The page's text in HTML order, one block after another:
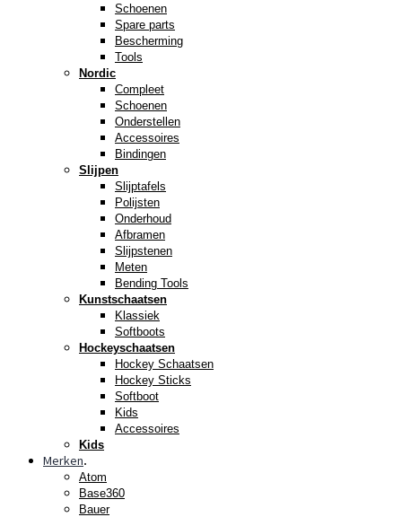
Schoenen
Spare parts
Bescherming
Tools
Nordic
Compleet
Schoenen
Onderstellen
Accessoires
Bindingen
Slijpen
Slijptafels
Polijsten
Onderhoud
Afbramen
Slijpstenen
Meten
Bending Tools
Kunstschaatsen
Klassiek
Softboots
Hockeyschaatsen
Hockey Schaatsen
Hockey Sticks
Softboot
Kids
Accessoires
Kids
Merken.
Atom
Base360
Bauer